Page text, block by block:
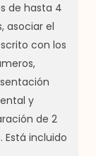
de hasta 4
asociar el
con los
y
de 2
Está incluido